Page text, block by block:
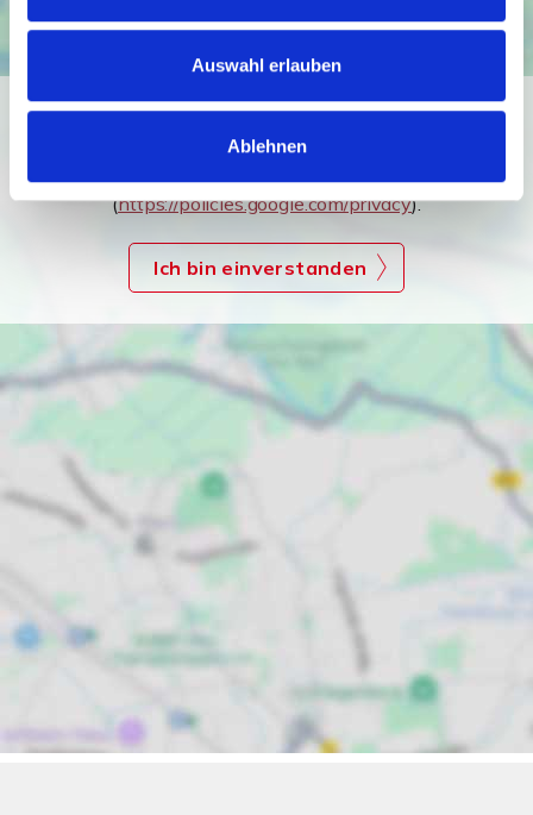
Auswahl erlauben
Ablehnen
Ich bin damit einverstanden, dass mir Karten von Google
angezeigt werden. Es gelten die
(https://policies.google.com/privacy).
Ich bin einverstanden